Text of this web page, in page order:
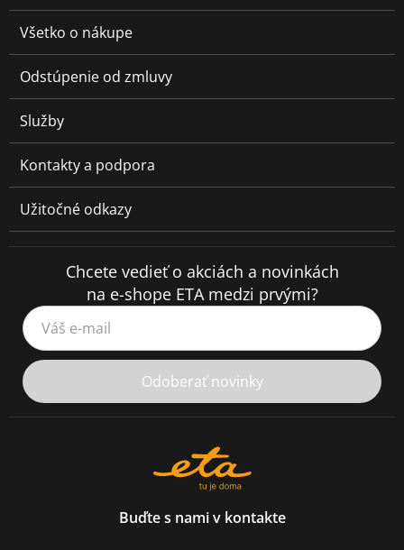
Všetko o nákupe
Odstúpenie od zmluvy
Služby
Kontakty a podpora
Užitočné odkazy
Chcete vedieť o akciách a novinkách
na e-shope ETA medzi prvými?
Váš e-mail
Odoberať novinky
Buďte s nami v kontakte